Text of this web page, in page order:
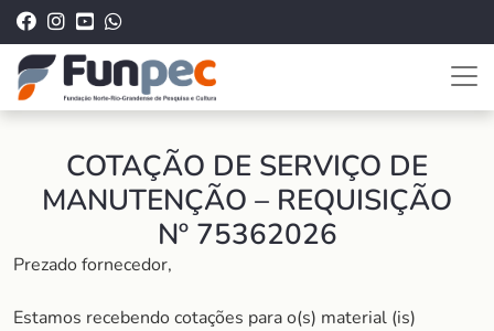
COTAÇÃO DE SERVIÇO DE
MANUTENÇÃO – REQUISIÇÃO
Nº 75362026
Prezado fornecedor,
Estamos recebendo cotações para o(s) material (is)